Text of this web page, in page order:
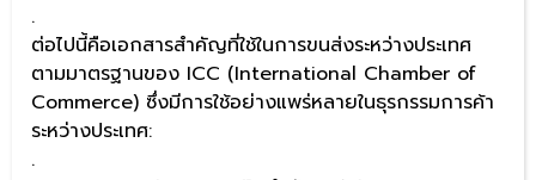
.
ต่อไปนี้คือเอกสารสำคัญที่ใช้ในการขนส่งระหว่างประเทศ
ตามมาตรฐานของ ICC (International Chamber of
Commerce) ซึ่งมีการใช้อย่างแพร่หลายในธุรกรรมการค้า
ระหว่างประเทศ:
.